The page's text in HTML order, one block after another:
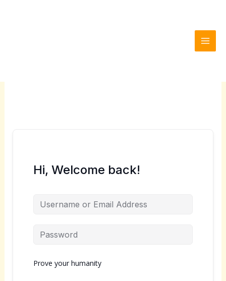
Hi, Welcome back!
Prove your humanity